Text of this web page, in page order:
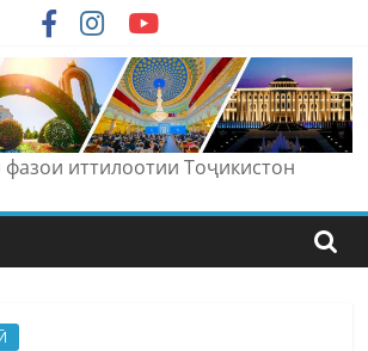
фазои иттилоотии Тоҷикистон